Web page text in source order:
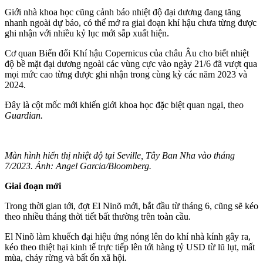
Giới nhà khoa học cũng cảnh báo nhiệt độ đại dương đang tăng
nhanh ngoài dự báo, có thể mở ra giai đoạn khí hậu chưa từng được
ghi nhận với nhiều kỷ lục mới sắp xuất hiện.
Cơ quan Biến đổi Khí hậu Copernicus của châu Âu cho biết nhiệt
độ bề mặt đại dương ngoài các vùng cực vào ngày 21/6 đã vượt qua
mọi mức cao từng được ghi nhận trong cùng kỳ các năm 2023 và
2024.
Đây là cột mốc mới khiến giới khoa học đặc biệt quan ngại, theo
Guardian.
Màn hình hiển thị nhiệt độ tại Seville, Tây Ban Nha vào tháng
7/2023. Ảnh: Angel Garcia/Bloomberg.
Giai đoạn mới
Trong thời gian tới, đợt El Ninõ mới, bắt đầu từ tháng 6, cũng sẽ kéo
theo nhiều tháng thời tiết bất thường trên toàn cầu.
El Ninõ làm khuếch đại hiệu ứng nóng lên do khí nhà kính gây ra,
kéo theo thiệt hại kinh tế trực tiếp lên tới hàng tỷ USD từ lũ lụt, mất
mùa, cháy rừng và bất ổn xã hội.